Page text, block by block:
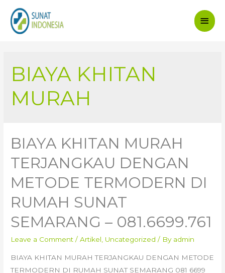
Main
BIAYA KHITAN
MURAH
BIAYA KHITAN MURAH
TERJANGKAU DENGAN
METODE TERMODERN DI
RUMAH SUNAT
SEMARANG – 081.6699.761
Leave a Comment /Artikel, Uncategorized / By admin
BIAYA KHITAN MURAH TERJANGKAU DENGAN METODE
TERMODERN DI RUMAH SUNAT SEMARANG 081 6699